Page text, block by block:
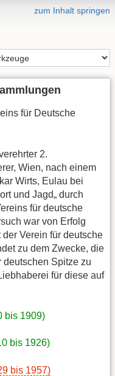
zum Inhalt springen
für Deutsche
2.
Wien, nach einem
Wirts, Eulau bei
und Jagd„ durch
für deutsche
war von Erfolg
Verein für deutsche
zu dem Zwecke, die
deutschen Spitze zu
für diese auf
bis 1909)
bis 1926)
bis 1957)